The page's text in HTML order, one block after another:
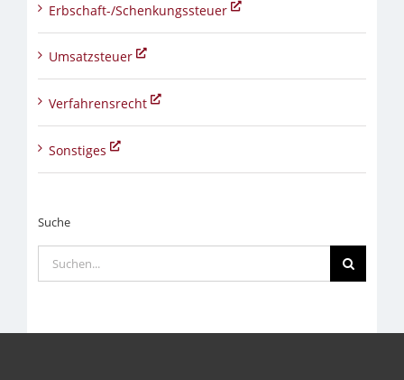
Erbschaft-/Schenkungssteuer
Umsatzsteuer
Verfahrensrecht
Sonstiges
Suche
Suche
nach: